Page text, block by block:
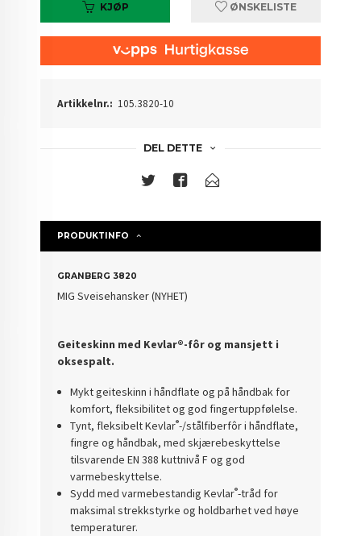
KJØP ØNSKELISTE
Artikkelnr.: 105.3820-10
DEL DETTE
PRODUKTINFO
GRANBERG 3820
MIG Sveisehansker (NYHET)
Geiteskinn med Kevlar®-fôr og mansjett i
oksespalt.
Mykt geiteskinn i håndflate og på håndbak for
komfort, fleksibilitet og god fingertuppfølelse.
Tynt, fleksibelt Kevlar®-/stålfiberfôr i håndflate,
fingre og håndbak, med skjærebeskyttelse
tilsvarende EN 388 kuttnivå F og god
varmebeskyttelse.
Sydd med varmebestandig Kevlar®-tråd for
maksimal strekkstyrke og holdbarhet ved høye
temperaturer.